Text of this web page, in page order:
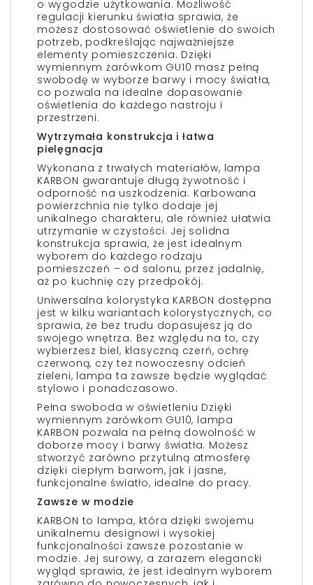
o wygodzie użytkowania. Możliwość
regulacji kierunku światła sprawia, że
możesz dostosować oświetlenie do swoich
potrzeb, podkreślając najważniejsze
elementy pomieszczenia. Dzięki
wymiennym żarówkom GU10 masz pełną
swobodę w wyborze barwy i mocy światła,
co pozwala na idealne dopasowanie
oświetlenia do każdego nastroju i
przestrzeni.
Wytrzymała konstrukcja i łatwa
pielęgnacja
Wykonana z trwałych materiałów, lampa
KARBON gwarantuje długą żywotność i
odporność na uszkodzenia. Karbowana
powierzchnia nie tylko dodaje jej
unikalnego charakteru, ale również ułatwia
utrzymanie w czystości. Jej solidna
konstrukcja sprawia, że jest idealnym
wyborem do każdego rodzaju
pomieszczeń – od salonu, przez jadalnię,
aż po kuchnię czy przedpokój.
Uniwersalna kolorystyka KARBON dostępna
jest w kilku wariantach kolorystycznych, co
sprawia, że bez trudu dopasujesz ją do
swojego wnętrza. Bez względu na to, czy
wybierzesz biel, klasyczną czerń, ochrę
czerwoną, czy też nowoczesny odcień
zieleni, lampa ta zawsze będzie wyglądać
stylowo i ponadczasowo.
Pełna swoboda w oświetleniu Dzięki
wymiennym żarówkom GU10, lampa
KARBON pozwala na pełną dowolność w
doborze mocy i barwy światła. Możesz
stworzyć zarówno przytulną atmosferę
dzięki ciepłym barwom, jak i jasne,
funkcjonalne światło, idealne do pracy.
Zawsze w modzie
KARBON to lampa, która dzięki swojemu
unikalnemu designowi i wysokiej
funkcjonalności zawsze pozostanie w
modzie. Jej surowy, a zarazem elegancki
wygląd sprawia, że jest idealnym wyborem